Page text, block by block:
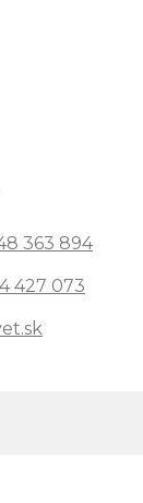
363 894
427 073